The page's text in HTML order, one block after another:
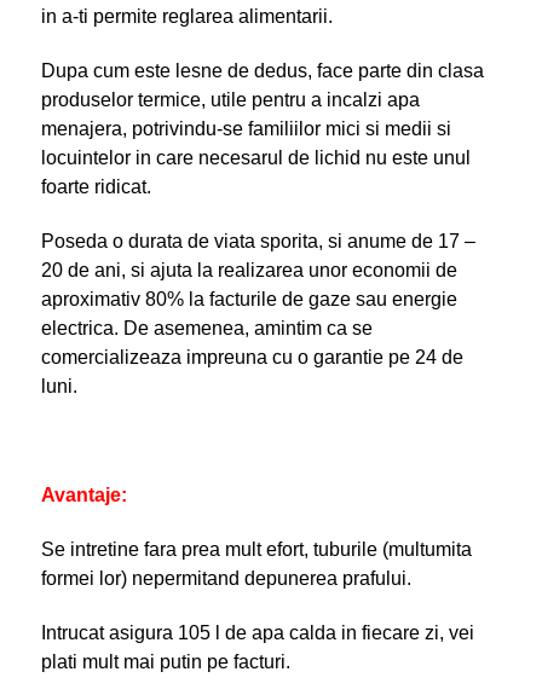
in a-ti permite reglarea alimentarii.
Dupa cum este lesne de dedus, face parte din clasa
produselor termice, utile pentru a incalzi apa
menajera, potrivindu-se familiilor mici si medii si
locuintelor in care necesarul de lichid nu este unul
foarte ridicat.
Poseda o durata de viata sporita, si anume de 17 –
20 de ani, si ajuta la realizarea unor economii de
aproximativ 80% la facturile de gaze sau energie
electrica. De asemenea, amintim ca se
comercializeaza impreuna cu o garantie pe 24 de
luni.
Avantaje:
Se intretine fara prea mult efort, tuburile (multumita
formei lor) nepermitand depunerea prafului.
Intrucat asigura 105 l de apa calda in fiecare zi, vei
plati mult mai putin pe facturi.